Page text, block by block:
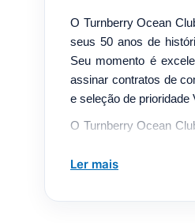
O Turnberry Ocean
seus 50 anos de
Seu momento é
assinar contratos de
e seleção de prioridade
O Turnberry Ocean
Possui mais de
30, 31 e 32. Haverá
Ler mais